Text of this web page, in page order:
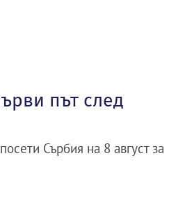
път след
Сърбия на 8 август за